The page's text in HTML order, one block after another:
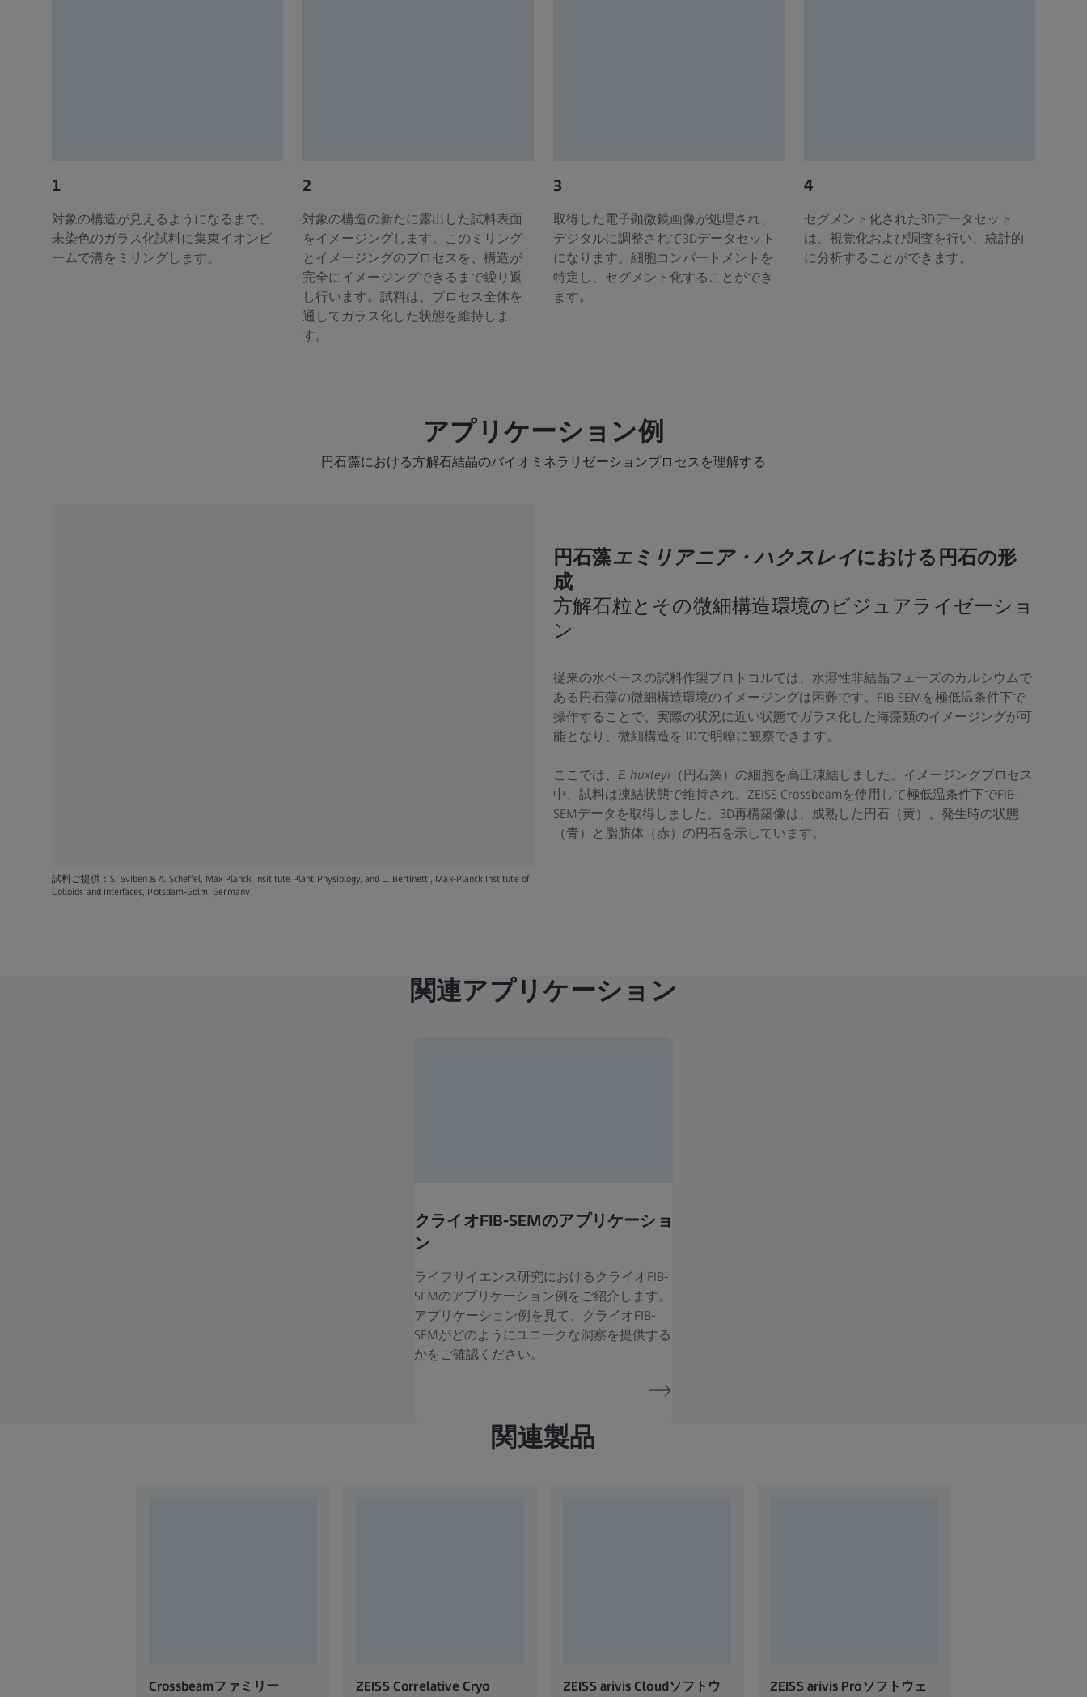
1
対象の構造が見えるようになるまで、
未染色のガラス化試料に集束イオンビ
ームで溝をミリングします。
2
対象の構造の新たに露出した試料表面
をイメージングします。このミリング
とイメージングのプロセスを、構造が
完全にイメージングできるまで繰り返
し行います。試料は、プロセス全体を
通してガラス化した状態を維持しま
す。
3
取得した電子顕微鏡画像が処理され、
デジタルに調整されて3Dデータセット
になります。細胞コンパートメントを
特定し、セグメント化することができ
ます。
4
セグメント化された3Dデータセット
は、視覚化および調査を行い、統計的
に分析することができます。
アプリケーション例
円石藻における方解石結晶のバイオミネラリゼーションプロセスを理解する
試料ご提供：S. Sviben & A. Scheffel, Max Planck Insititute Plant Physiology, and L. Bertinetti, Max-Planck Institute of
Colloids and Interfaces, Potsdam-Golm, Germany
円石藻エミリアニア・ハクスレイにおける円石の形
成
方解石粒とその微細構造環境のビジュアライゼーショ
ン
従来の水ベースの試料作製プロトコルでは、水溶性非結晶フェーズのカルシウムで
ある円石藻の微細構造環境のイメージングは困難です。FIB-SEMを極低温条件下で
操作することで、実際の状況に近い状態でガラス化した海藻類のイメージングが可
能となり、微細構造を3Dで明瞭に観察できます。
ここでは、 E. huxleyi（円石藻）の細胞を高圧凍結しました。イメージングプロセス
中、試料は凍結状態で維持され、ZEISS Crossbeamを使用して極低温条件下でFIB-
SEMデータを取得しました。3D再構築像は、成熟した円石（黄）、発生時の状態
（青）と脂肪体（赤）の円石を示しています。
関連アプリケーション
クライオFIB-SEMのアプリケーショ
ン
ライフサイエンス研究におけるクライオFIB-
SEMのアプリケーション例をご紹介します。
アプリケーション例を見て、クライオFIB-
SEMがどのようにユニークな洞察を提供する
かをご確認ください。
関連製品
Crossbeamファミリー ZEISS Correlative Cryo ZEISS arivis Cloudソフトウ ZEISS arivis Proソフトウェ